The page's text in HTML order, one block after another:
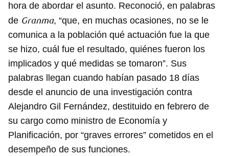
hora de abordar el asunto. Reconoció, en palabras
de Granma, “que, en muchas ocasiones, no se le
comunica a la población qué actuación fue la que
se hizo, cuál fue el resultado, quiénes fueron los
implicados y qué medidas se tomaron”. Sus
palabras llegan cuando habían pasado 18 días
desde el anuncio de una investigación contra
Alejandro Gil Fernández, destituido en febrero de
su cargo como ministro de Economía y
Planificación, por “graves errores” cometidos en el
desempeño de sus funciones.